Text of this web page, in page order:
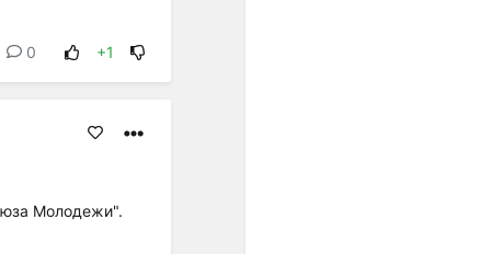
0 +1
Молодежи".